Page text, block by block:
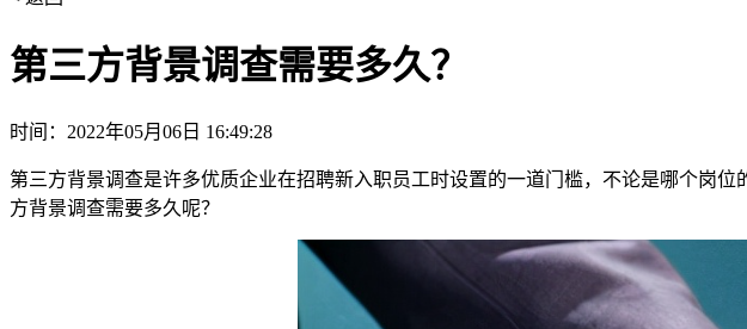
第三方背景调查需要多久？
时间：2022年05月06日 16:49:28
第三方背景调查是许多优质企业在招聘新入职员工时设置的一道门槛，不论是哪个岗
方背景调查需要多久呢？